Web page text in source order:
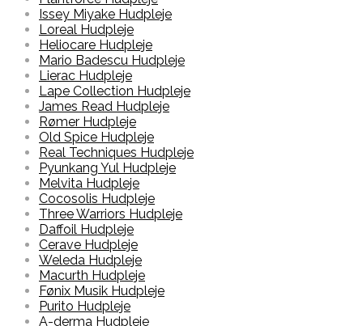
Issey Miyake Hudpleje
Loreal Hudpleje
Heliocare Hudpleje
Mario Badescu Hudpleje
Lierac Hudpleje
Lape Collection Hudpleje
James Read Hudpleje
Rømer Hudpleje
Old Spice Hudpleje
Real Techniques Hudpleje
Pyunkang Yul Hudpleje
Melvita Hudpleje
Cocosolis Hudpleje
Three Warriors Hudpleje
Daffoil Hudpleje
Cerave Hudpleje
Weleda Hudpleje
Macurth Hudpleje
Fønix Musik Hudpleje
Purito Hudpleje
A-derma Hudpleje